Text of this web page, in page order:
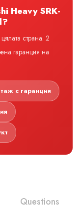
Heavy SRK-
страна. 2
гаранция на
с гаранция
Questions